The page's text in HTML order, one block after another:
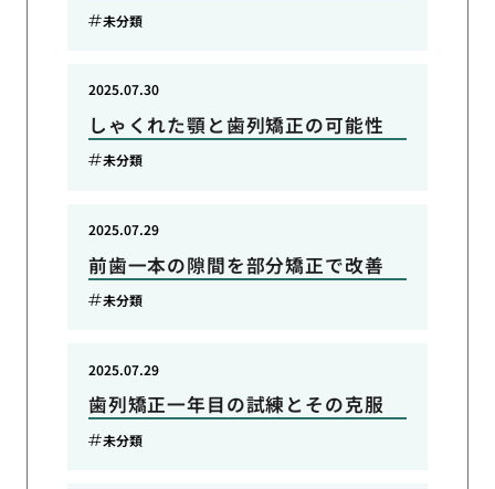
未分類
しゃくれた顎と歯列矯正の可能性
2025.07.30
未分類
前歯一本の隙間を部分矯正で改善
2025.07.29
未分類
歯列矯正一年目の試練とその克服
2025.07.29
未分類